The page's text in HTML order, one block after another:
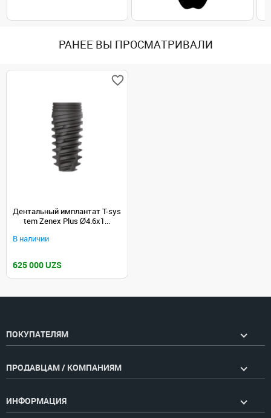
РАНЕЕ ВЫ ПРОСМАТРИВАЛИ
Дентальный имплантат T-sys
tem Zenex Plus Ø4.6х1...
В наличии
625 000 UZS
ПОКУПАТЕЛЯМ
ПРОДАВЦАМ / КОМПАНИЯМ
ИНФОРМАЦИЯ